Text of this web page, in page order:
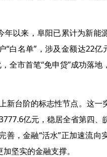
以来，阜阳已累计为新能
白名单”，涉及金额达22亿
全市首笔“免申贷”成功落
台阶的标志性节点。这一
亿元，稳居全省第四、
，金融“活水”正加速流向
坚实的金融支撑。